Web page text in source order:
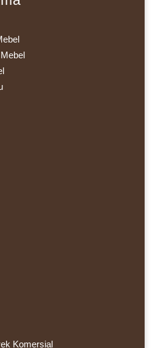
Komersial